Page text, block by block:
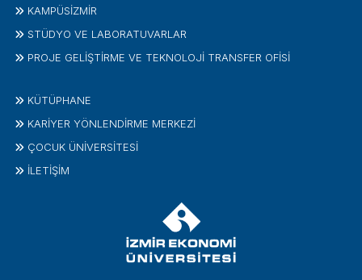
KAMPÜSİZMIR
STÜDYO VE LABORATUVARLAR
PROJE GELIŞTIRME VE TEKNOLOJI TRANSFER OFISI
KÜTÜPHANE
KARİYER YÖNLENDİRME MERKEZİ
ÇOCUK ÜNIVERSITESI
İLETIŞIM